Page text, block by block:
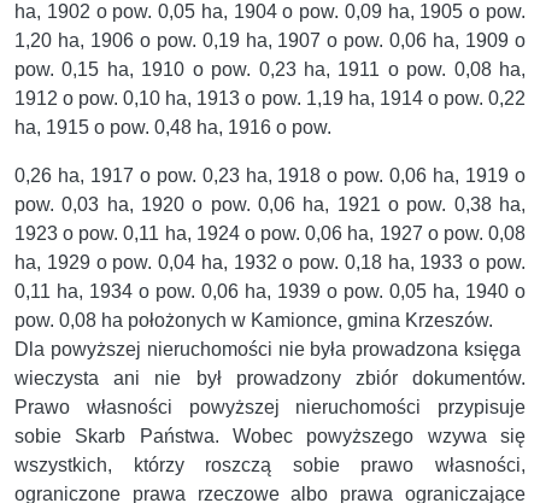
ha, 1902 o pow. 0,05 ha, 1904 o pow. 0,09 ha, 1905 o pow.
1,20 ha, 1906 o pow. 0,19 ha, 1907 o pow. 0,06 ha, 1909 o
pow. 0,15 ha, 1910 o pow. 0,23 ha, 1911 o pow. 0,08 ha,
1912 o pow. 0,10 ha, 1913 o pow. 1,19 ha, 1914 o pow. 0,22
ha, 1915 o pow. 0,48 ha, 1916 o pow.
0,26 ha, 1917 o pow. 0,23 ha, 1918 o pow. 0,06 ha, 1919 o
pow. 0,03 ha, 1920 o pow. 0,06 ha, 1921 o pow. 0,38 ha,
1923 o pow. 0,11 ha, 1924 o pow. 0,06 ha, 1927 o pow. 0,08
ha, 1929 o pow. 0,04 ha, 1932 o pow. 0,18 ha, 1933 o pow.
0,11 ha, 1934 o pow. 0,06 ha, 1939 o pow. 0,05 ha, 1940 o
pow. 0,08 ha położonych w Kamionce, gmina Krzeszów.
Dla powyższej nieruchomości nie była prowadzona księga
wieczysta ani nie był prowadzony zbiór dokumentów.
Prawo własności powyższej nieruchomości przypisuje
sobie Skarb Państwa. Wobec powyższego wzywa się
wszystkich, którzy roszczą sobie prawo własności,
ograniczone prawa rzeczowe albo prawa ograniczające